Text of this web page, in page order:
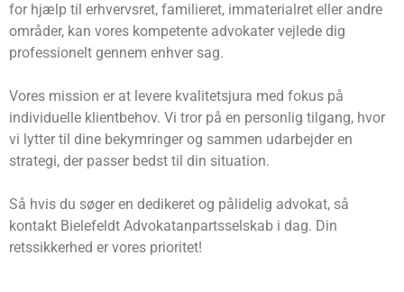
for hjælp til erhvervsret, familieret, immaterialret eller andre
områder, kan vores kompetente advokater vejlede dig
professionelt gennem enhver sag.
Vores mission er at levere kvalitetsjura med fokus på
individuelle klientbehov. Vi tror på en personlig tilgang, hvor
vi lytter til dine bekymringer og sammen udarbejder en
strategi, der passer bedst til din situation.
Så hvis du søger en dedikeret og pålidelig advokat, så
kontakt Bielefeldt Advokatanpartsselskab i dag. Din
retssikkerhed er vores prioritet!